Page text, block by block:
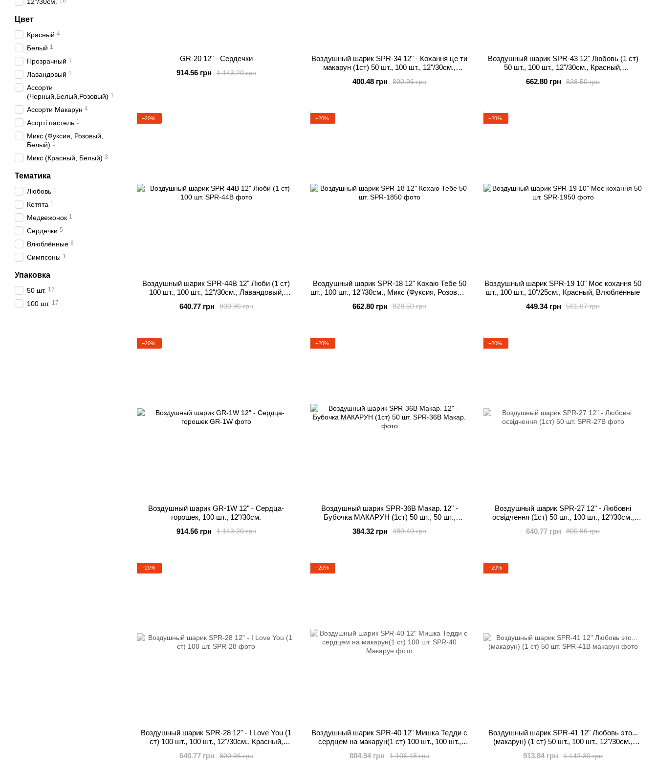
GR-20 12" - Сердечки
1 143.20 грн
914.56 грн
Воздушный шарик SPR-34 12" - Кохання це ти
макарун (1ст) 50 шт., 100 шт., 12"/30см.,
800.96 грн
400.48 грн
Воздушный шарик SPR-43 12" Любовь (1 ст)
50 шт., 100 шт., 12"/30см., Красный,
828.50 грн
662.80 грн
−20%
Воздушный шарик SPR-44B 12" Люби (1 ст)
100 шт., 100 шт., 12"/30см., Лавандовый,
800.96 грн
640.77 грн
−20%
Воздушный шарик SPR-18 12" Кохаю Тебе 50
шт., 100 шт., 12"/30см., Микс (Фуксия, Розовый,
828.50 грн
662.80 грн
−20%
Воздушный шарик SPR-19 10" Моє кохання 50
шт., 100 шт., 10"/25см., Красный, Влюблённые
561.67 грн
449.34 грн
−20%
Воздушный шарик GR-1W 12" - Сердца-
горошек, 100 шт., 12"/30см.
1 143.20 грн
914.56 грн
−20%
Воздушный шарик SPR-36B Макар. 12" -
Бубочка МАКАРУН (1ст) 50 шт., 50 шт.,
480.40 грн
384.32 грн
−20%
Воздушный шарик SPR-27 12" - Любовні
освідчення (1ст) 50 шт., 100 шт., 12"/30см.,
800.96 грн
640.77 грн
−20%
Воздушный шарик SPR-28 12" - I Love You (1
ст) 100 шт., 100 шт., 12"/30см., Красный,
800.96 грн
640.77 грн
−20%
Воздушный шарик SPR-40 12" Мишка Тедди с
сердцем на макарун(1 ст) 100 шт., 100 шт.,
1 106.18 грн
884.94 грн
−20%
Воздушный шарик SPR-41 12" Любовь это...
(макарун) (1 ст) 50 шт., 100 шт., 12"/30см.,
1 142.30 грн
913.84 грн
Цвет
Красный 4
Белый 1
Прозрачный 1
Лавандовый 1
Ассорти
(Черный,Белый,Розовый) 1
Ассорти Макарун 4
Асорті пастель 1
Микс (Фуксия, Розовый,
Белый) 1
Микс (Красный, Белый) 3
Тематика
Любовь 1
Котята 1
Медвежонок 1
Сердечки 5
Влюблённые 8
Симпсоны 1
Упаковка
50 шт. 17
100 шт. 17